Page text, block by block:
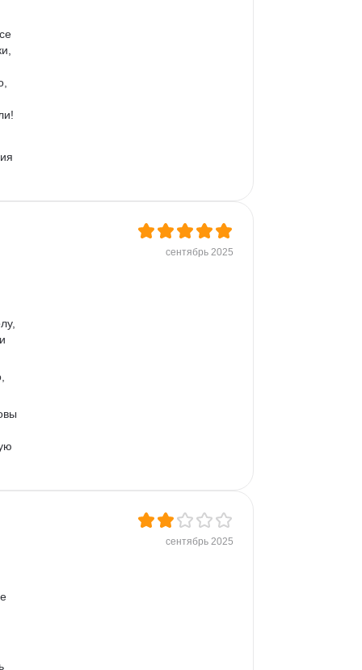
сентябрь 2025
сентябрь 2025